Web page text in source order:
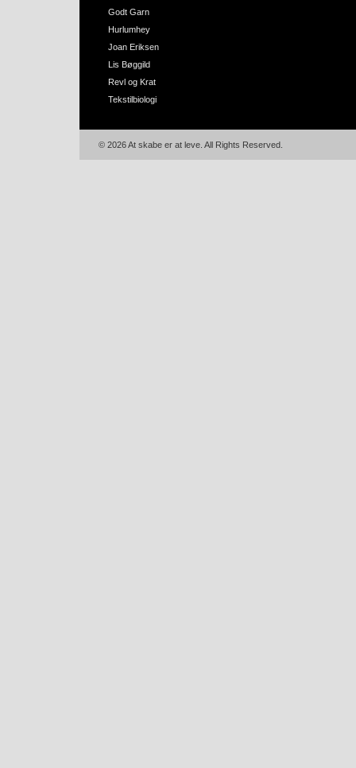
Godt Garn
Hurlumhey
Joan Eriksen
Lis Bøggild
Revl og Krat
Tekstilbiologi
© 2026 At skabe er at leve. All Rights Reserved.